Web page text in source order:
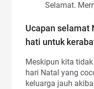
Selamat.
Ucapan selamat
hati untuk
Meskipun kita
hari Natal yang
keluarga jauh